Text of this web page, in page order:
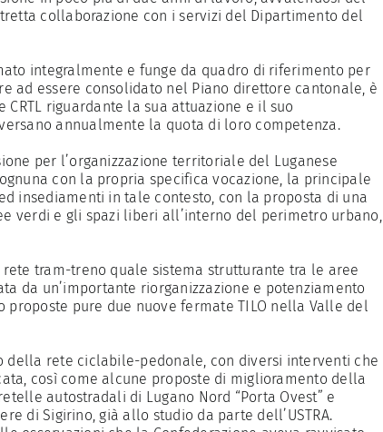
collaborazione con i servizi del Dipartimento del
integralmente e funge da quadro di riferimento per
ad essere consolidato nel Piano direttore cantonale, è
riguardante la sua attuazione e il suo
annualmente la quota di loro competenza.
per l’organizzazione territoriale del Luganese
con la propria specifica vocazione, la principale
insediamenti in tale contesto, con la proposta di una
verdi e gli spazi liberi all’interno del perimetro urbano,
tram-treno quale sistema strutturante tra le aree
da un’importante riorganizzazione e potenziamento
pure due nuove fermate TILO nella Valle del
della rete ciclabile-pedonale, con diversi interventi che
così come alcune proposte di miglioramento della
autostradali di Lugano Nord “Porta Ovest” e
di Sigirino, già allo studio da parte dell’USTRA.